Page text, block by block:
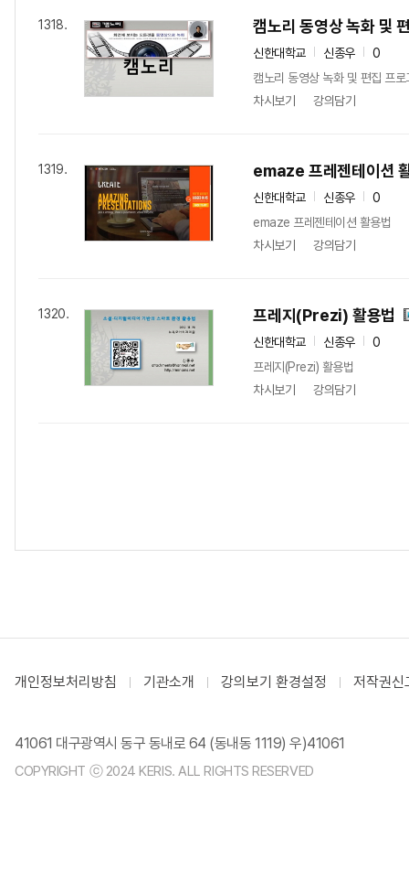
1318. 캠노리 동영상 녹화 및
신한대학교 신종우
0
캠노리 동영상 녹화 및 편집 프로
차시보기
강의담기
1319. emaze 프레젠테이션
신한대학교 신종우
0
emaze 프레젠테이션 활용법
차시보기
강의담기
1320. 프레지(Prezi) 활용법
신한대학교 신종우
0
프레지(Prezi) 활용법
차시보기
강의담기
개인정보처리방침 기관소개 강의보기 환경설정 저작권신
41061 대구광역시 동구 동내로 64 (동내동 1119) 우)41061
COPYRIGHT ⓒ 2024 KERIS. ALL RIGHTS RESERVED